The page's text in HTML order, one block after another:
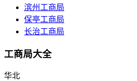
滨州工商局
保亭工商局
长治工商局
工商局大全
华北